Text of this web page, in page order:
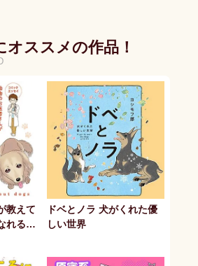
オススメの作品！
教えて
れる1
ドベとノラ 犬がくれた優
しい世界